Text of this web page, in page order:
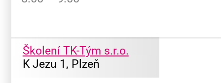
Školení TK-Tým s.r.o.
K Jezu 1, Plzeň